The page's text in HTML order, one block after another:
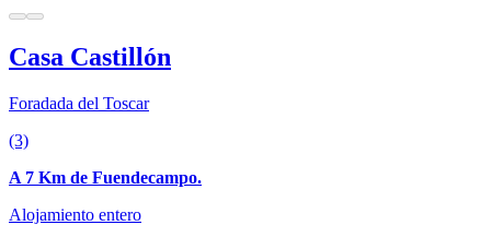
Casa Castillón
Foradada del Toscar
(3)
A 7 Km de Fuendecampo.
Alojamiento entero